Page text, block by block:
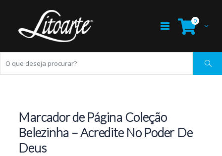
0
Marcador de Página Coleção
Belezinha – Acredite No Poder De
Deus